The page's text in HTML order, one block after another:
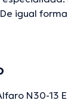
igual
con
N30-13